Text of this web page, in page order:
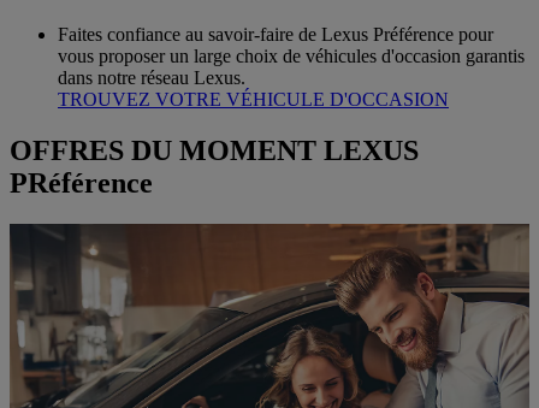
Faites confiance au savoir-faire de Lexus Préférence pour
vous proposer un large choix de véhicules d'occasion garantis
dans notre réseau Lexus.
TROUVEZ VOTRE VÉHICULE D'OCCASION
OFFRES DU MOMENT LEXUS
PRéférence